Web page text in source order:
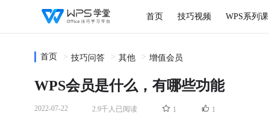
首页 技巧视频 WPS系列课
首页 技巧问答 其他 增值会员
WPS会员是什么，有哪些功能
2022-07-22 2.9千人已阅读 1 1